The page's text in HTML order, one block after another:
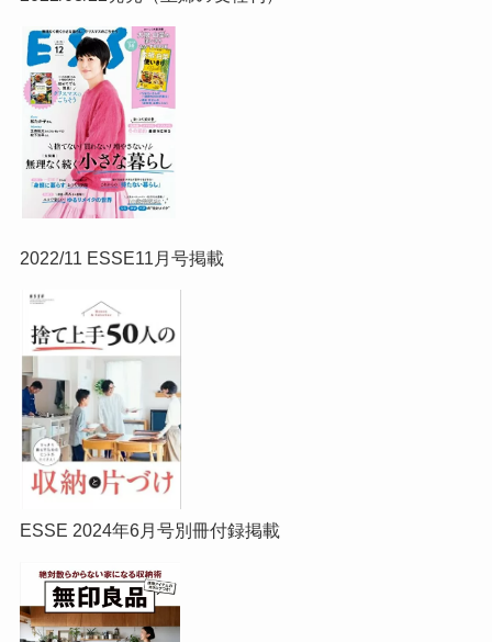
2022/11 ESSE11月号掲載
ESSE 2024年6月号別冊付録掲載